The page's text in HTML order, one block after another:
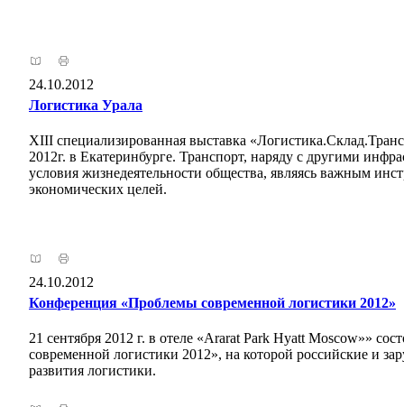
24.10.2012
Логистика Урала
XIII специализированная выставка
2012г. в Екатеринбурге. Транспорт, наряду с другими
условия жизнедеятельности общества, являясь важным
экономических целей.
24.10.2012
Конференция «Проблемы современной логистики 2012»
21 сентября 2012 г. в отеле «Ararat Park Hyatt Moscow»»
современной логистики 2012», на которой российские и
развития логистики.